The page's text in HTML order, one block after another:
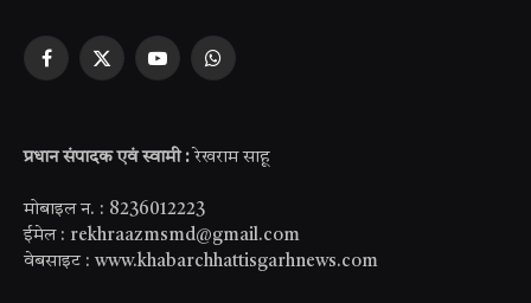
Facebook
X
YouTubeWhatsApp
प्रधान संपादक एवं स्वामी : रेखराम साहू
मोबाइल न. : 8236012223
ईमेल : rekhraazmsmd@gmail.com
वेबसाइट : www.khabarchhattisgarhnews.com